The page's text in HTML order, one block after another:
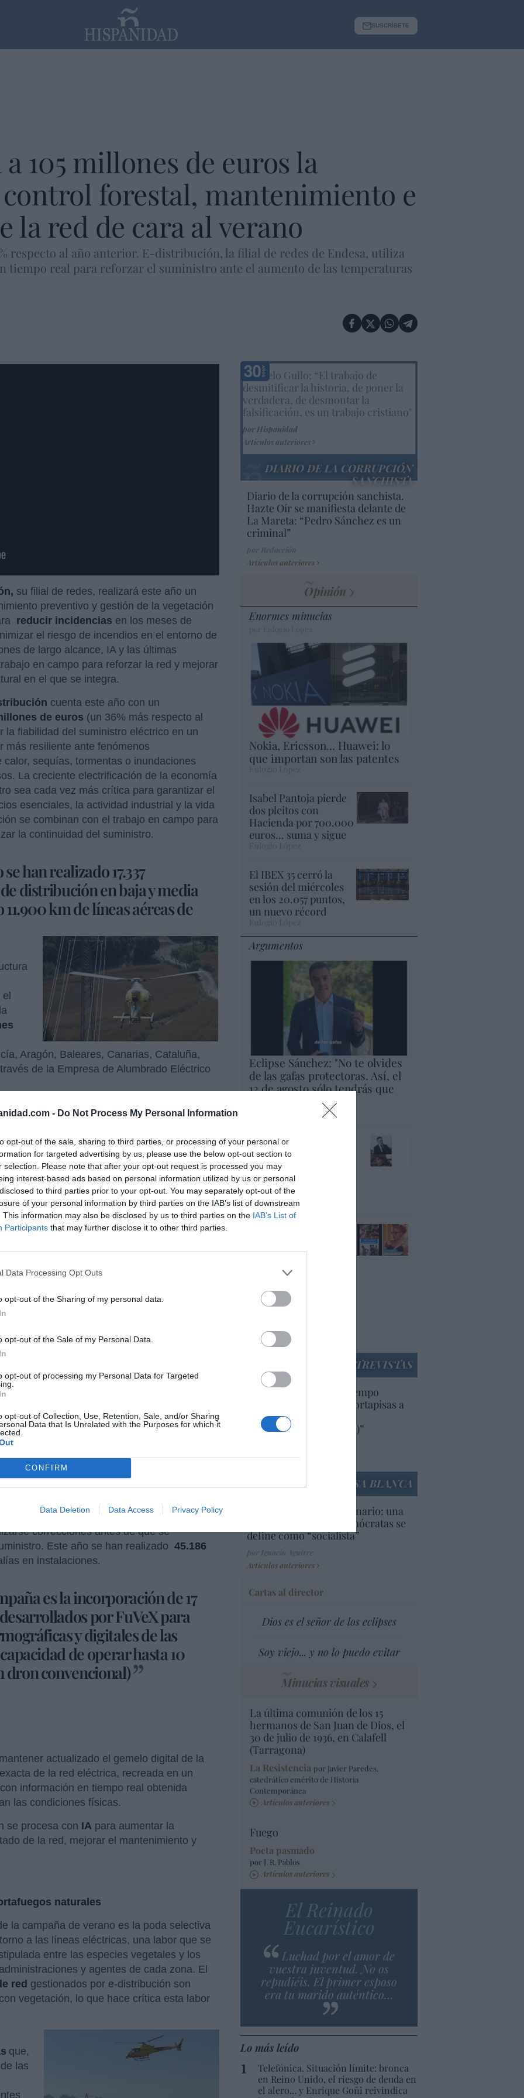
- Do Not Process My Personal Information
opt-out of the sale, sharing to third parties, or processing of your personal or
for targeted advertising by us, please use the below opt-out section to
selection. Please note that after your opt-out request is processed you may
interest-based ads based on personal information utilized by us or personal
to third parties prior to your opt-out. You may separately opt-out of the
of your personal information by third parties on the IAB’s list of downstream
This information may also be disclosed by us to third parties on the IAB’s List of
Participants that may further disclose it to other third parties.
Data Processing Opt Outs
opt-out of the Sharing of my personal data.
opt-out of the Sale of my Personal Data.
opt-out of processing my Personal Data for Targeted
opt-out of Collection, Use, Retention, Sale, and/or Sharing
Data that Is Unrelated with the Purposes for which it
CONFIRM
Data Deletion Data Access Privacy Policy
SUSCRÍBETE
a 105 millones de euros la
forestal, mantenimiento e
la red de cara al verano
respecto al año anterior. E-distribución, la filial de redes de Endesa, utiliza
tiempo real para reforzar el suministro ante el aumento de las temperaturas
su filial de redes, realizará este año un
preventivo y gestión de la vegetación
reducir incidencias en los meses de
el riesgo de incendios en el entorno de
de largo alcance, IA y las últimas
en campo para reforzar la red y mejorar
en el que se integra.
cuenta este año con un
de euros (un 36% más respecto al
la fiabilidad del suministro eléctrico en un
más resiliente ante fenómenos
sequías, tormentas o inundaciones
La creciente electrificación de la economía
sea cada vez más crítica para garantizar el
esenciales, la actividad industrial y la vida
se combinan con el trabajo en campo para
la continuidad del suministro.
han realizado 17.337
distribución en baja y media
km de líneas aéreas de
el
Aragón, Baleares, Canarias, Cataluña,
de la Empresa de Alumbrado Eléctrico
digitalizaciónson palancas decisivas para
reducir tiempos de reposición y mejorar
climáticos y operativos.
17.337 inspeccionesde centros de
y se han revisado
11.900 km de
Estas revisiones se orientan a identificar
reparaciones y evitar incidencias en el
mayores picos de demanda y condiciones
de la inspección
la incorporación de17 dronesde largo
para realizar inspecciones termográficas y
con capacidad de operar hasta
permiten reducir desplazamientos,
y emisiones asociadas a inspecciones
concámaras digitales y tecnología
LIDAR (Light Detection And Ranging),
mapas 3D de las infraestructuras
eléctricas y entorno que las rodea.
Además, cuentan con cámaras
anómalos que no son visibles a simple
correcciones antes de que se
Este año se han realizado 45.186
en instalaciones.
es la incorporación de 17
por FuVeX para
y digitales de las
de operar hasta 10
dron convencional)
actualizado el gemelo digital de la
de la red eléctrica, recreada en un
información en tiempo real obtenida
las condiciones físicas.
se procesa con IA para aumentar la
de la red, mejorar el mantenimiento y
naturales
la campaña de verano es la poda selectiva
a las líneas eléctricas, una labor que se
entre las especies vegetales y los
y agentes de cada zona. El
red gestionados por e-distribución son
vegetación, lo que hace crítica esta labor
que,
las
Marcelo Gullo: “El trabajo de
desmitificar la historia, de poner la
verdadera, de desmontar la
falsificación, es un trabajo cristiano"
por Hispanidad
Artículos anteriores
DIARIO DE LA CORRUPCIÓN
SANCHISTA
Diario de la corrupción sanchista.
Hazte Oír se manifiesta delante de
La Mareta: “Pedro Sánchez es un
criminal”
Artículos anteriores
Opinión
Enormes minucias
Nokia, Ericsson... Huawei: lo
que importan son las patentes
Eulogio López
Isabel Pantoja pierde
dos pleitos con
Hacienda por 700.000
euros... suma y sigue
El IBEX 35 cerró la
sesión del miércoles
en los 20.057 puntos,
un nuevo récord
Argumentos
Eclipse Sánchez: "No te olvides
de las gafas protectoras. Así, el
12 de agosto sólo tendrás que
Vox pide devolver a los
hijos con sus padres...
y es fascista...el PNV
opina lo mismo... y es
progresista
Redacción
abandonado a su país,
porque Ceuta es
España. Tenemos un
Gobierno en
connivencia con
ceutí
Hispanidad
ENTREVISTAS
“Europa lleva mucho tiempo
poniendo aranceles y cortapisas a
productos y compañías
americanas (y europeas)”
Artículos anteriores
LA CASA BLANCA
EEUU. Inquietante escenario: una
tercera parte de los demócratas se
define como “socialista”
Artículos anteriores
Cartas al director
Dios es el señor de los eclipses
Soy viejo... y no lo puedo evitar
Minucias visuales
La última comunión de los 15
hermanos de San Juan de Dios, el
30 de julio de 1936, en Calafell
(Tarragona)
La Resistencia por Javier Paredes,
catedrático emérito de Historia
Contemporánea
Artículos anteriores
Fuego
Poeta pasmado
por J. R. Pablos
Artículos anteriores
El Reinado
Eucarístico
Luchad por el amor de
vuestra juventud. No os
repudiéis. El primer esposo
era tu marido auténtico…
Lo más leído
Telefónica. Situación límite: bronca
en Reino Unido, el riesgo de deuda en
el alero... y Enrique Goñi reivindica